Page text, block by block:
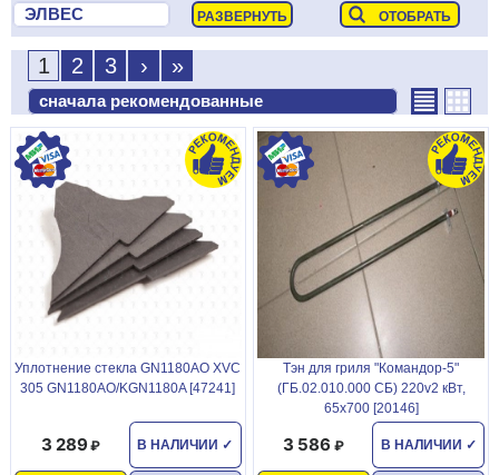
1 2 3 › »
Уплотнение стекла GN1180AO XVC
305 GN1180AO/KGN1180A [47241]
В НАЛИЧИИ ✓
3 289
Тэн для гриля "Командор-5"
(ГБ.02.010.000 СБ) 220v2 кВт,
65х700 [20146]
В НАЛИЧИИ ✓
3 586